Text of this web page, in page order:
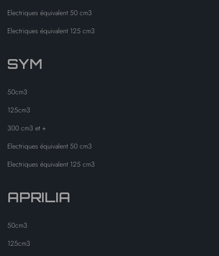
Electriques équivalent 50 cm3
Electriques équivalent 125 cm3
SYM
50cm3
125cm3
300 cm3 et +
Electriques équivalent 50 cm3
Electriques équivalent 125 cm3
APRILIA
50cm3
125cm3